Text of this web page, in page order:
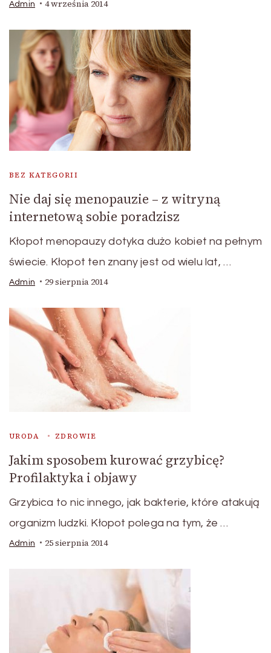
Admin 4 września 2014
BEZ KATEGORII
Nie daj się menopauzie – z witryną
internetową sobie poradzisz
Kłopot menopauzy dotyka dużo kobiet na pełnym
świecie. Kłopot ten znany jest od wielu lat, …
Admin 29 sierpnia 2014
URODA ZDROWIE
Jakim sposobem kurować grzybicę?
Profilaktyka i objawy
Grzybica to nic innego, jak bakterie, które atakują
organizm ludzki. Kłopot polega na tym, że …
Admin 25 sierpnia 2014